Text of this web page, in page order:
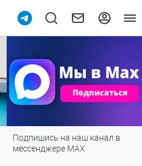
Подпишись на наш канал в
мессенджере МАХ